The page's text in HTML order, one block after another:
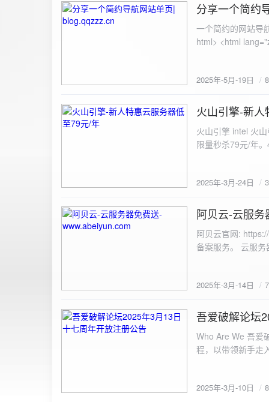
size: 16px; border: none; border-radius: 4px; cursor: pointer; transition: background-color 0.3s ease; }
100%; height: 30px; background-color: #ddd; border-radius: 4px; margin-top: 20px; overflow: hidden; }
.progress-fill { height: 100%; background-color: #4caf50; width: 0; line-height: 30px; text-align: center;
border-radius: 4px; background-color: #f9f9f9; font-size: 16px; color: #333; min-height: 40px; } /* 错误
或成功的提示信息样式 */ .result.success { border-color: #28a745;
image { margin-top: 20px; max-width: 100%; height: auto; border-radius: 4px; border: 1px solid #ddd; }
</style> </head> <body> <div class="container"> <h2>图片上传-双虹云</
<input type="file"
document.getElementById('uploadForm');
e.preventDefault(); const fileInput = document.getElementById('fileInput'); const file = fileInput.files[0]; if
(!file) { resultDiv.innerHTML = '<p class="error">请先选择文件！</p>'; return; } const formData = new
FormData(); formData.append('file', file); const xhr = new XMLHttpRequest(); xhr.open('POST',
'https://api.xinyew.cn/api/360tc', true); // 监听上
Math.round(percentComplete) + '%'; } }; xhr.onload
图片链接: <a
${data.data.imgFile}</p> <img src="${data.data.url}" alt="上传的图片"
else { resultDiv.innerHTML = `<p class="error">${data.error}</p>`; } } else { resultDiv.innerHTML = `<p
class="error">请求失败：
2025-5-19
分享一个简约
一个简约的网站导航源码单页，直接新建index.html 把下方源码粘贴进去修改保存即可。 <!DOCTYPE html> <html lang="zh"> <head> <meta charset="UTF-8"> <meta name="viewport" content="width=device-width, initial-scale=1.0"> <title>导航网站 -blog.qqzzz.cn</title> <meta name="keywords" content="双虹云博客"> <meta name="description" content="双虹云博客。"> <meta name="author" content="导航网站"> <meta name="robots" content="index,follow"> <meta property="og:title" content="导航网站 - "> <meta property="og:description" content="双虹云。"> <meta property="og:type" content="website"> <link rel="icon" href="https://blog.qqzzz.cn/favicon.ico" type="image/x-icon"> <link rel="shortcut icon" href="https://blog.qqzzz.cn/favicon.ico" type="image/x-icon"> <style> /* 基础样式 */ * { margin: 0; padding: 0; box-sizing: border-box; } /* 主体样式 */ body { background: #f0f2f5; font-family: 'Microsoft YaHei', -apple-system, BlinkMacSystemFont, sans-serif; margin: 0; padding: 0; min-height: 100vh; overflow-x: hidden; position: relative; display: flex; flex-direction: column; } /* 容器样式 */ .container { max-width: 1200px; margin: 0 auto; padding: 20px; flex: 1; display: flex; flex-direction: column; align-items: center; width: 100%; } /* 主盒子样式 */ .main-box { background: white; box-shadow: 0 2px 12px
2025年-5月-19日
2025-3-24
火山引擎-新
火山引擎 intel 火
限量秒杀79元/年
2025年-3月-24日
2025-3-14
阿贝云-云服务
阿贝云官网:
备案服务。 云服
2025年-3月-14日
2025-3-10
吾爱破解论坛
Who Are We 吾爱
程，以带领新手走
严格的处理措施。
2025年-3月-10日